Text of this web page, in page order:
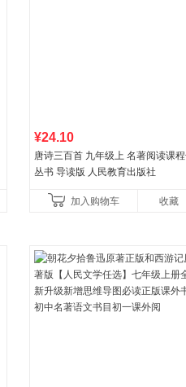
¥24.10
唐诗三百首 九年级上 名著阅读课
丛书 导读版 人民教育出版社
加入购物车 收藏